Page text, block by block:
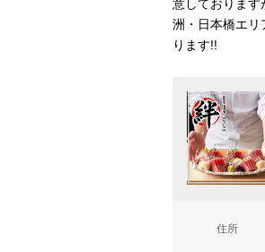
意しております
洲・日本橋エリ
ります!!
住所